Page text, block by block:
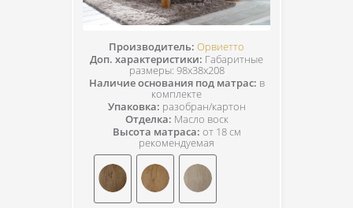
Производитель: Орвиетто
Доп. характеристики: Габаритные
размеры: 98x38x208
Наличие основания под матрас: в
комплекте
Упаковка: разобран/картон
Отделка: Масло воск
Высота матраса: от 18 см
рекомендуемая